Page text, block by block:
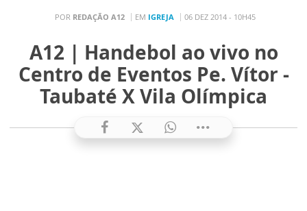
POR REDAÇÃO A12 EM IGREJA 06 DEZ 2014 - 10H45
A12 | Handebol ao vivo no
Centro de Eventos Pe. Vítor -
Taubaté X Vila Olímpica